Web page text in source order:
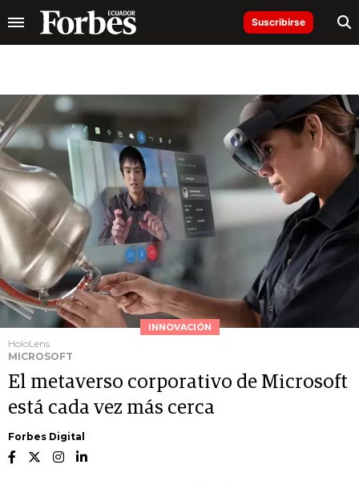
Suscribirse
INNOVACIÓN
HoloLens
MICROSOFT
El metaverso corporativo de Microsoft
está cada vez más cerca
Forbes Digital